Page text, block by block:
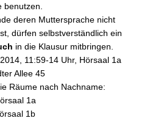
benutzen.
deren Muttersprache nicht
dürfen selbstverständlich ein
in die Klausur mitbringen.
11:59-14 Uhr, Hörsaal 1a
Allee 45
Räume nach Nachname:
1a
1b